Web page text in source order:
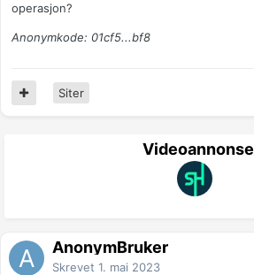
operasjon?
Anonymkode: 01cf5...bf8
Siter
Videoannonse
AnonymBruker
Skrevet 1. mai 2023